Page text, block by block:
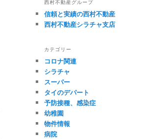
西村不動産グループ
信頼と実績の西村不動産
西村不動産シラチャ支店
カテゴリー
コロナ関連
シラチャ
スーパー
タイのデパート
予防接種、感染症
幼稚園
物件情報
病院